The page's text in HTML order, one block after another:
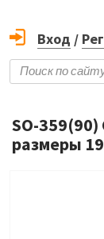
Вход /
SO-
размеры